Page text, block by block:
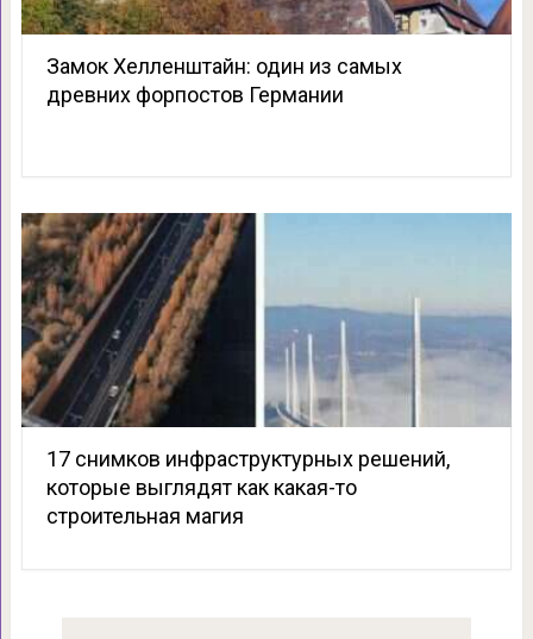
Замок Хелленштайн: один из самых
древних форпостов Германии
17 снимков инфраструктурных решений,
которые выглядят как какая-то
строительная магия